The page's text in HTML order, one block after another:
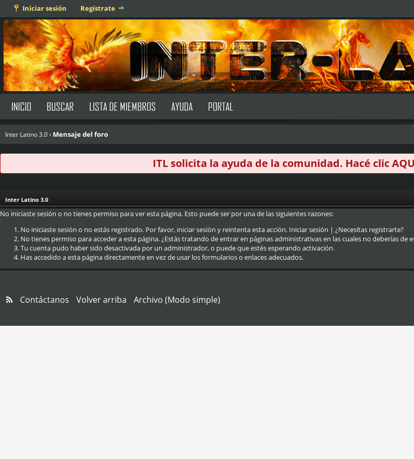
Iniciar sesión Regístrate
INICIO BUSCAR LISTA DE MIEMBROS AYUDA PORTAL
Inter Latino 3.0› Mensaje del foro
ITL solicita la ayuda de la comunidad. Hacé clic
Inter Latino 3.0
No iniciaste sesión o no tienes permiso para ver esta página. Esto puede ser por una de las siguientes razones:
No iniciaste sesión o no estás registrado. Por favor, iniciar sesión y reintenta esta acción. Iniciar sesión | ¿Necesitas registrarte?
No tienes permiso para acceder a esta página. ¿Estás tratando de entrar en páginas administrativas en las cuales no deberías de
Tu cuenta pudo haber sido desactivada por un administrador, o puede que estés esperando activación.
Has accedido a esta página directamente en vez de usar los formularios o enlaces adecuados.
Contáctanos Volver arriba Archivo (Modo simple)